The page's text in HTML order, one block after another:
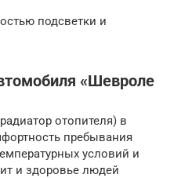
подсветки и
«Шевроле
отопителя) в
пребывания
условий и
и здоровье людей